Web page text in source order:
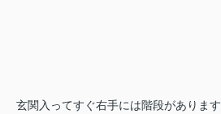
玄関入ってすぐ右手には階段があります